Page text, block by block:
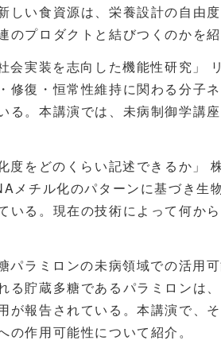
しい食資源は、栄養設計の自由
のプロダクトと結びつくのかを紹
会実装を志向した機能性研究」
修復・恒常性維持に関わる分子
る。本講演では、未病制御学講
度をどのくらい記述できるか」
メチル化のパターンに基づき生
いる。現在の技術によって何か
パラミロンの未病領域での活
る貯蔵多糖であるパラミロンは
が報告されている。本講演で、
作用可能性について紹介。